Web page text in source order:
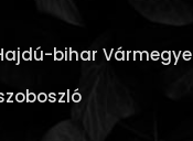
bihar Vármegye